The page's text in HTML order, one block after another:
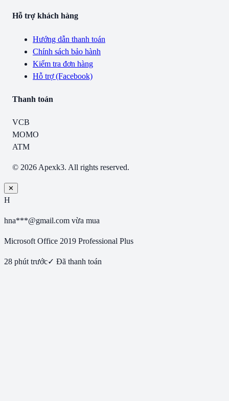
Hỗ trợ khách hàng
Hướng dẫn thanh toán
Chính sách bảo hành
Kiểm tra đơn hàng
Hỗ trợ (Facebook)
Thanh toán
VCB
MOMO
ATM
© 2026 Apexk3. All rights reserved.
✕
H
hna***@gmail.com vừa mua
Microsoft Office 2019 Professional Plus
28 phút trước✓ Đã thanh toán